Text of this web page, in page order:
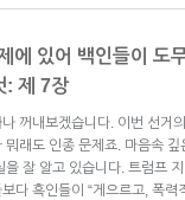
에 있어 백인들이 도
: 제 7장
꺼내보겠습니다. 이번 선거
뭐래도 인종 문제죠. 마음속 깊
을 잘 알고 있습니다. 트럼프
다 흑인들이 “게으르고, 폭력